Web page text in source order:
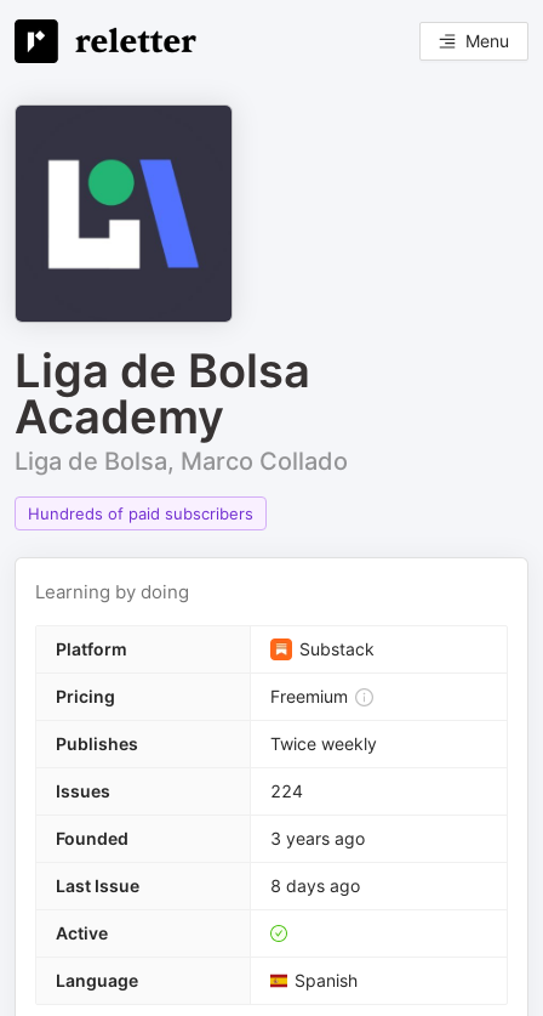
Menu
Liga de Bolsa
Academy
Liga de Bolsa, Marco Collado
Hundreds of paid subscribers
Learning by doing
Platform Substack
Pricing Freemium
Publishes Twice weekly
Issues 224
Founded 3 years ago
Last Issue 8 days ago
Active
Language Spanish